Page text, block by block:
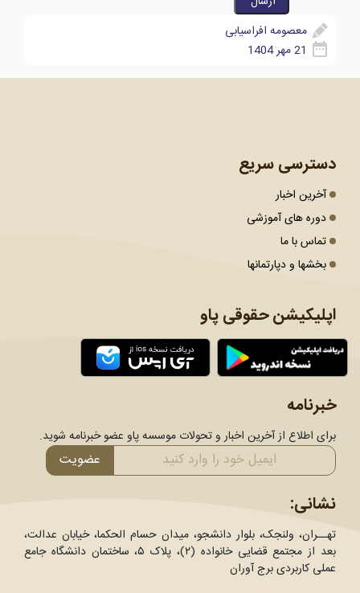
معصومه افراسیابی
دسترسی سریع
آخرین اخبار
دوره های آموزشی
تماس با ما
بخشها و دپارتمانها
اپلیکیشن حقوقی پاو
خبرنامه
برای اطلاع از آخرین اخبار و تحولات موسسه پاو عضو خبرنامه شوید.
عضویت
نشانی:
تهــران، ولنجک، بلوار دانشجو، میدان حسام الحکما، خیابان عدالت،
بعد از مجتمع قضایی خانواده (۲)، پلاک ۵، ساختمان دانشگاه جامع
عملی کاربردی برج آوران